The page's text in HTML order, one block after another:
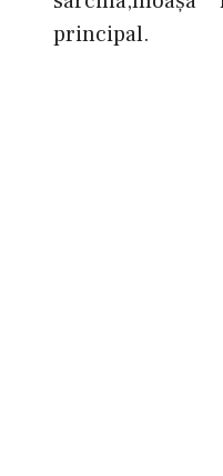
principal.